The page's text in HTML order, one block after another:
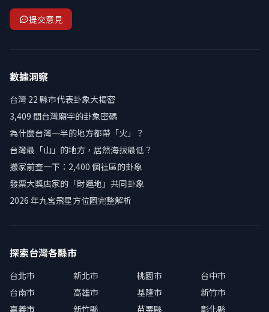
提交意見
數據洞察
台灣 22 縣市代表卦象大揭密
3,409 間台灣廟宇的卦象密碼
為什麼台灣一半的地方都帶「火」？
台灣最「山」的地方，居然海拔最低？
搬家前查一下：2,400 個社區的卦象
發票大獎店家的「財運地」共同卦象
2026 年九宮飛星方位圖完整解析
探索台灣各縣市
台北市 新北市 桃園市
台中市
台南市
高雄市 基隆市
新竹市
嘉義市
新竹縣 苗栗縣 彰化縣